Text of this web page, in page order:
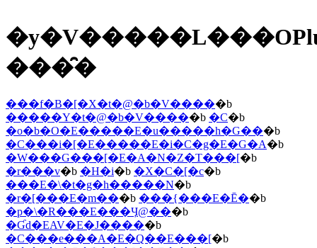
���̑�
���f�B�[�X�t�@�b�V�����b
�����Y�t�@�b�V�����b �C�b
�o�b�O�E�����E�u�����h�G���b
�C���i�[�E�����E�i�C�g�E�G�A�b
�W���G���[�E�A�N�Z�T���[�b
�r���v�b �H�i�b �X�C�[�c�b
���E�\�t�g�h�����N�b
�r�[���E�m���b ���{���E�Ē��b
�p�\�R���E���Ӌ@���b
�Ɠd�EAV�E�J�����b
�C���e���A�E�Q��E���[�b